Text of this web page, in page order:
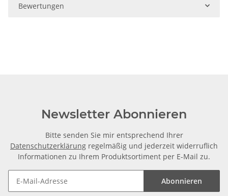
Bewertungen
Newsletter Abonnieren
Bitte senden Sie mir entsprechend Ihrer
Datenschutzerklärung regelmäßig und jederzeit widerruflich
Informationen zu Ihrem Produktsortiment per E-Mail zu.
Abonnieren